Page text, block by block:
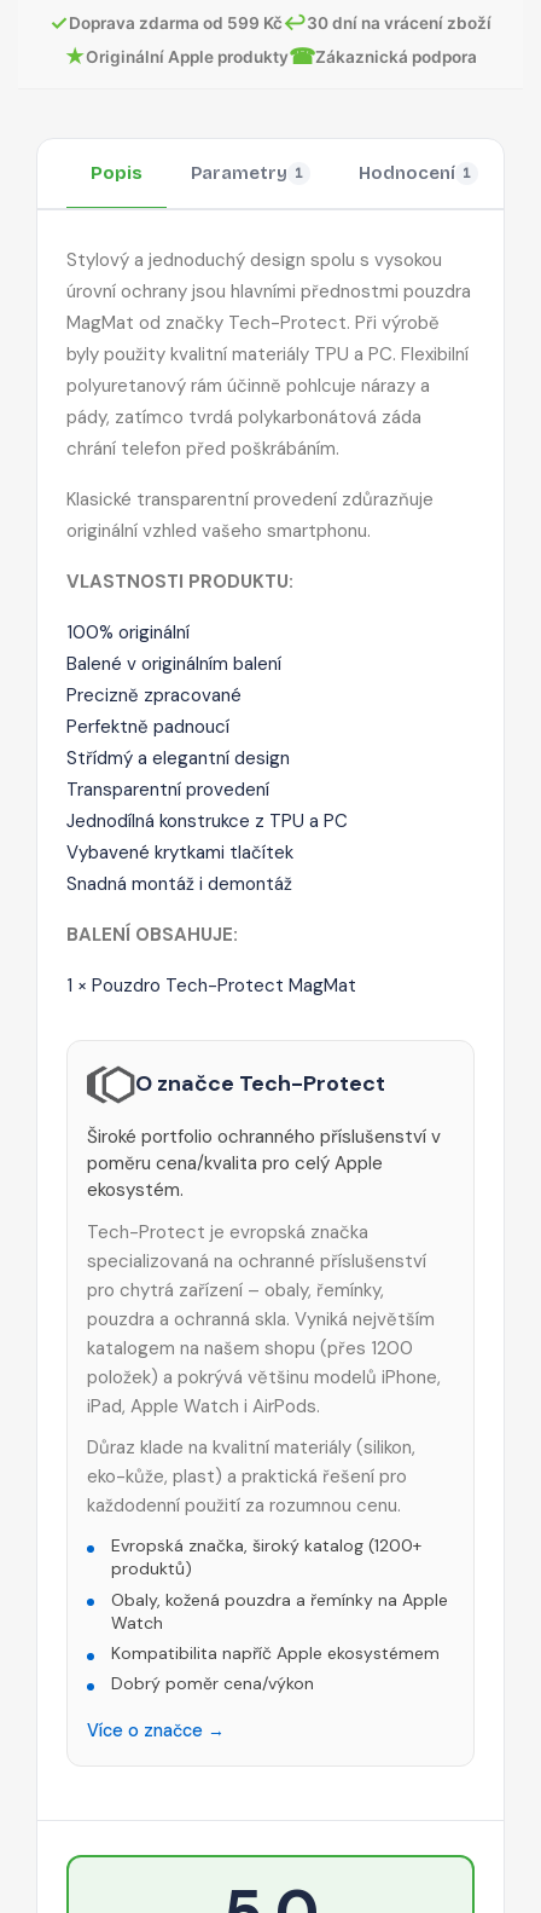
✓Doprava zdarma od 599 Kč↩30 dní na vrácení zboží
★Originální Apple produkty☎Zákaznická podpora
Popis Parametry 1 Hodnocení 1
Stylový a jednoduchý design spolu s vysokou
úrovní ochrany jsou hlavními přednostmi pouzdra
MagMat od značky Tech-Protect. Při výrobě
byly použity kvalitní materiály TPU a PC. Flexibilní
polyuretanový rám účinně pohlcuje nárazy a
pády, zatímco tvrdá polykarbonátová záda
chrání telefon před poškrábáním.
Klasické transparentní provedení zdůrazňuje
originální vzhled vašeho smartphonu.
VLASTNOSTI PRODUKTU:
100% originální
Balené v originálním balení
Precizně zpracované
Perfektně padnoucí
Střídmý a elegantní design
Transparentní provedení
Jednodílná konstrukce z TPU a PC
Vybavené krytkami tlačítek
Snadná montáž i demontáž
BALENÍ OBSAHUJE:
1 × Pouzdro Tech-Protect MagMat
O značce Tech-Protect
Široké portfolio ochranného příslušenství v
poměru cena/kvalita pro celý Apple
ekosystém.
Tech-Protect je evropská značka
specializovaná na ochranné příslušenství
pro chytrá zařízení – obaly, řemínky,
pouzdra a ochranná skla. Vyniká největším
katalogem na našem shopu (přes 1200
položek) a pokrývá většinu modelů iPhone,
iPad, Apple Watch i AirPods.
Důraz klade na kvalitní materiály (silikon,
eko-kůže, plast) a praktická řešení pro
každodenní použití za rozumnou cenu.
Evropská značka, široký katalog (1200+
produktů)
Obaly, kožená pouzdra a řemínky na Apple
Watch
Kompatibilita napříč Apple ekosystémem
Dobrý poměr cena/výkon
Více o značce →